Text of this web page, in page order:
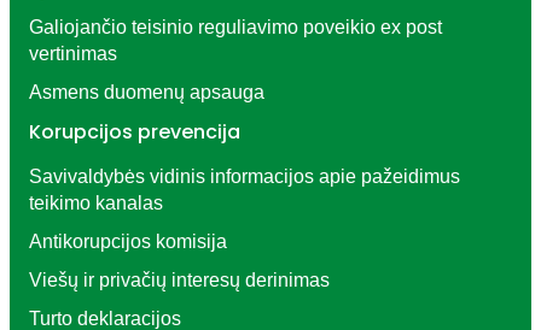
Gyventojų apklausos
Gyventojų klausimai
Galiojančio teisinio reguliavimo poveikio ex post
vertinimas
Asmens duomenų apsauga
Korupcijos prevencija
Savivaldybės vidinis informacijos apie pažeidimus
teikimo kanalas
Antikorupcijos komisija
Viešų ir privačių interesų derinimas
Turto deklaracijos